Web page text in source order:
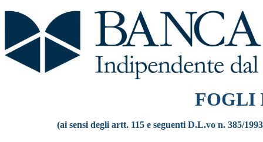
FOGLI
(ai sensi degli artt. 115 e seguenti D.L.vo n. 385/